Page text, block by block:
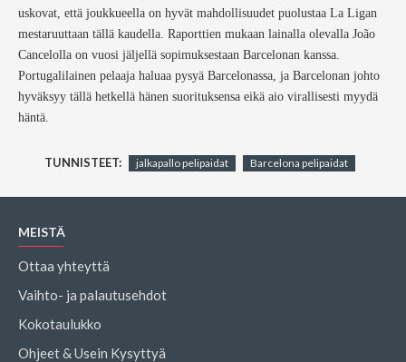
uskovat, että joukkueella on hyvät mahdollisuudet puolustaa La Ligan
mestaruuttaan tällä kaudella. Raporttien mukaan lainalla olevalla João
Cancelolla on vuosi jäljellä sopimuksestaan ​​Barcelonan kanssa.
Portugalilainen pelaaja haluaa pysyä Barcelonassa, ja Barcelonan johto
hyväksyy tällä hetkellä hänen suorituksensa eikä aio virallisesti myydä
häntä.
TUNNISTEET: jalkapallo pelipaidat Barcelona pelipaidat
MEISTÄ
Ottaa yhteyttä
Vaihto- ja palautusehdot
Kokotaulukko
Ohjeet & Usein Kysyttyä